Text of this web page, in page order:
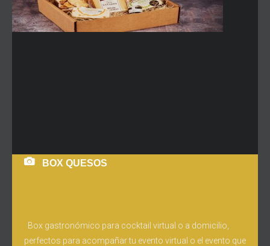
BOX QUESOS
Box gastronómico para cocktail virtual o a domicilio,
perfectos para acompañar tu evento virtual o el evento que